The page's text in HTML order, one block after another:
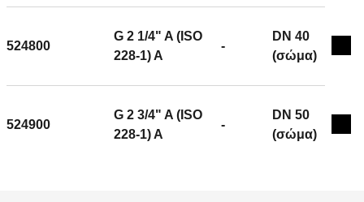
524800
G 2 1/4" A (ISO
228-1) A
-
DN 40
(σώμα)
524900
G 2 3/4" A (ISO
228-1) A
-
DN 50
(σώμα)